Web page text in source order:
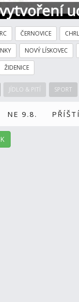
ČERNOVICE
NOVÝ LÍSKOVEC
ŽIDENICE
JÍDLO & PITÍ SPORT
NE 9.8.